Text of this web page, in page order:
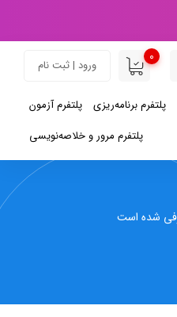
0
ورود | ثبت نام
پلتفرم آزمون
پلتفرم برنامه‌ریزی
پلتفرم مرور و خلاصه‌نویسی
شده است